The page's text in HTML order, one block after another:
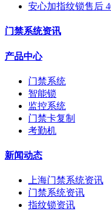
安心加指纹锁售后
门禁系统资讯
产品中心
门禁系统
智能锁
监控系统
门禁卡复制
考勤机
新闻动态
上海门禁系统资讯
门禁系统资讯
指纹锁资讯